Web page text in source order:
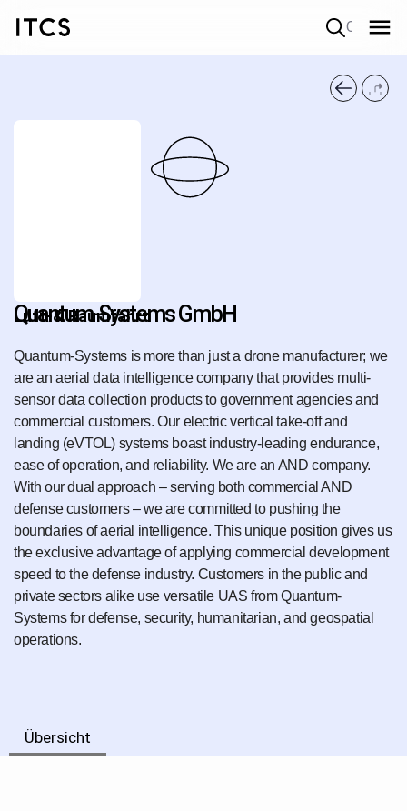
Quantum-Systems GmbH
Luft-& Raumfahrt
Quantum-Systems is more than just a drone manufacturer; we
are an aerial data intelligence company that provides multi-
sensor data collection products to government agencies and
commercial customers. Our electric vertical take-off and
landing (eVTOL) systems boast industry-leading endurance,
ease of operation, and reliability. We are an AND company.
With our dual approach – serving both commercial AND
defense customers – we are committed to pushing the
boundaries of aerial intelligence. This unique position gives us
the exclusive advantage of applying commercial development
speed to the defense industry. Customers in the public and
private sectors alike use versatile UAS from Quantum-
Systems for defense, security, humanitarian, and geospatial
operations.
Übersicht